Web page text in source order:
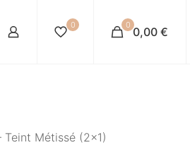
0 0 0,00 €
Métissé (2×1)